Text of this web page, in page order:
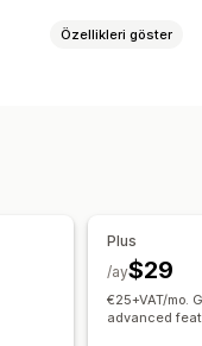
Kargo analizleri
Özellikleri göster
Plus
$29
/ay
€25+VAT/mo.
advanced